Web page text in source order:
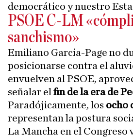
democrático y nuestro
PSOE C-LM
sanchismo»
Emiliano García-Page no
posicionarse contra el
envuelven al PSOE,
señalar el fin de la era de
Paradójicamente, los ocho
representan la postura
La Mancha en el Congreso